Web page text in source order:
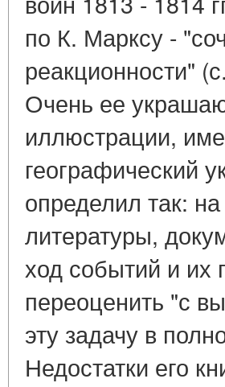
по К. Марксу -
реакционности"
Очень ее
иллюстрации,
географический
определил так:
литературы,
ход событий и их
переоценить "с
эту задачу в
Недостатки его